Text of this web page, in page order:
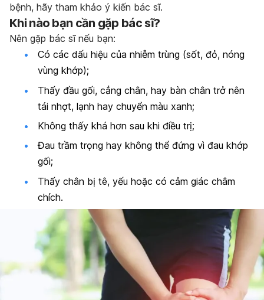
bệnh, hãy tham khảo ý kiến bác sĩ.
Khi nào bạn cần gặp bác sĩ?
Nên gặp bác sĩ nếu bạn:
Có các dấu hiệu của nhiễm trùng (sốt, đỏ, nóng
vùng khớp);
Thấy đầu gối, cẳng chân, hay bàn chân trở nên
tái nhợt, lạnh hay chuyển màu xanh;
Không thấy khá hơn sau khi điều trị;
Đau trầm trọng hay không thể đứng vì đau khớp
gối;
Thấy chân bị tê, yếu hoặc có cảm giác châm
chích.